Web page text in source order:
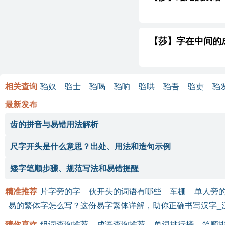
【莎】字在中间
相关查询 驺奴 驺士 驺喝 驺响 驺哄 驺吾 驺吏
驺
最新发布
齿的拼音与易错用法解析
尺字开头是什么意思？出处、用法和造句示例
矮字笔顺步骤、规范写法和易错提醒
精准推荐 片字旁的字 伙开头的词语有哪些 车棚
单人旁
易的繁体字怎么写？这份易字繁体详解，助你正确书写汉字_